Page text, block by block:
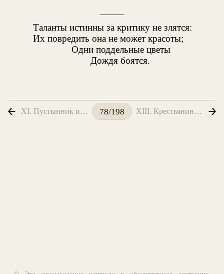
Таланты истинны за критику не злятся:
Их повредить она не может красоты;
Одни поддельные цветы
Дождя боятся.
XI. Пустынник и Медведь 78/198 XIII. Крестьянин и Змея